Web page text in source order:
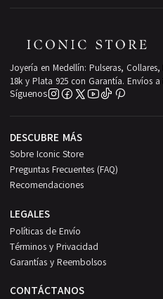
Joyería en Medellín: Pulseras,
18k y Plata 925 con Garantía. Envíos
Síguenos
DESCUBRE MÁS
Sobre Iconic Store
Preguntas Frecuentes (FAQ)
Recomendaciones
LEGALES
Políticas de Envío
Términos y Privacidad
Garantías y Reembolsos
CONTÁCTANOS